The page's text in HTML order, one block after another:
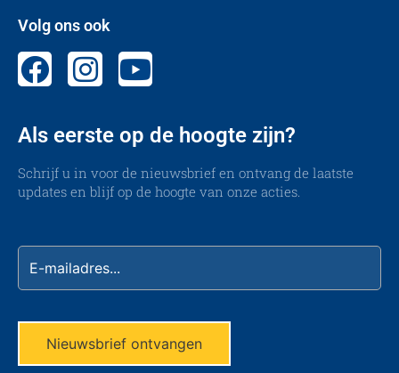
Volg ons ook
Als eerste op de hoogte zijn?
Schrijf u in voor de nieuwsbrief en ontvang de laatste
updates en blijf op de hoogte van onze acties.